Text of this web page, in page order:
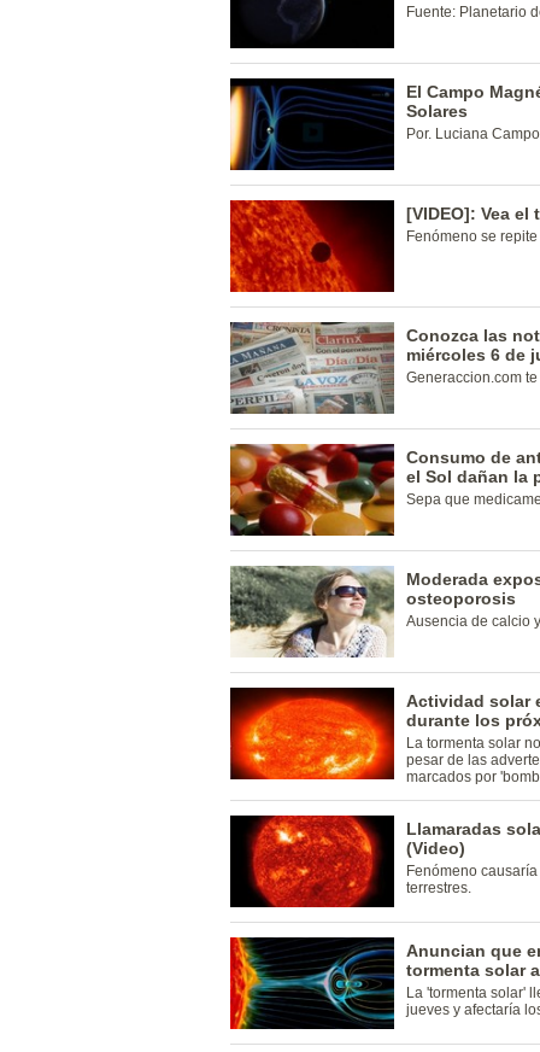
Fuente: Planetario
El Campo
Solares
Por. Luciana
[VIDEO]: Vea el
Fenómeno se
Conozca las
miércoles 6 de
Generaccion.com
Consumo de
el Sol dañan la
Sepa que
Moderada
osteoporosis
Ausencia de calcio
Actividad solar
durante los
La tormenta solar
pesar de las
marcados por
Llamaradas
(Video)
Fenómeno
terrestres.
Anuncian que
tormenta solar
La 'tormenta solar'
jueves y afectaría